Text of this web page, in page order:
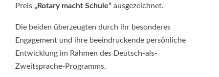
GIULIAN
YULIIA
Preis„Rotary macht Schule“ ausgezeichnet.
Die beiden überzeugten durch ihr besonderes
Engagement und ihre beeindruckende persönliche
Entwicklung im Rahmen des Deutsch-als-
Zweitsprache-Programms.